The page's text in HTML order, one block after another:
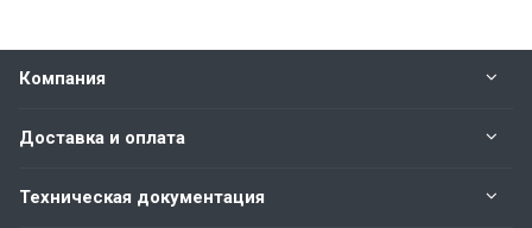
Компания
Доставка и оплата
Техническая документация